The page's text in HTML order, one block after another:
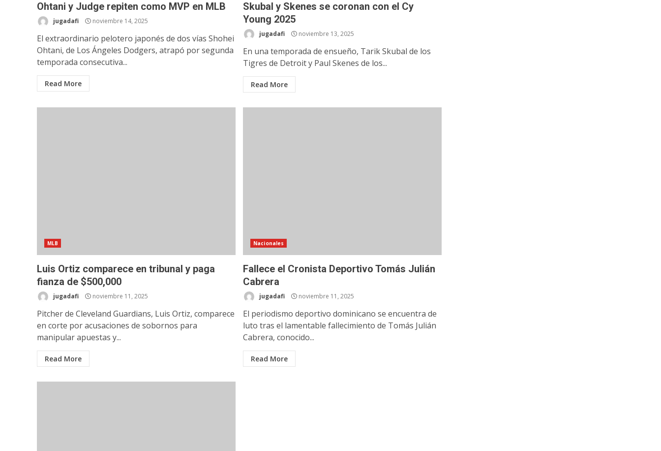
Ohtani y Judge repiten como MVP en MLB
jugadafi noviembre 14, 2025
El extraordinario pelotero japonés de dos vías Shohei
Ohtani, de Los Ángeles Dodgers, atrapó por segunda
temporada consecutiva...
Read More
Skubal y Skenes se coronan con el Cy
Young 2025
jugadafi noviembre 13, 2025
En una temporada de ensueño, Tarik Skubal de los
Tigres de Detroit y Paul Skenes de los...
Read More
MLB
Luis Ortiz comparece en tribunal y paga
fianza de $500,000
jugadafi noviembre 11, 2025
Pitcher de Cleveland Guardians, Luis Ortiz, comparece
en corte por acusaciones de sobornos para
manipular apuestas y...
Read More
Nacionales
Fallece el Cronista Deportivo Tomás Julián
Cabrera
jugadafi noviembre 11, 2025
El periodismo deportivo dominicano se encuentra de
luto tras el lamentable fallecimiento de Tomás Julián
Cabrera, conocido...
Read More